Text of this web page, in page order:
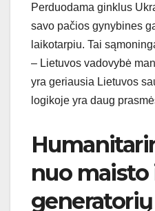
Perduodama ginklus
savo pačios gynybines
laikotarpiu. Tai
– Lietuvos vadovybė
yra geriausia Lietuvos
logikoje yra daug
nuo maisto
generatorių